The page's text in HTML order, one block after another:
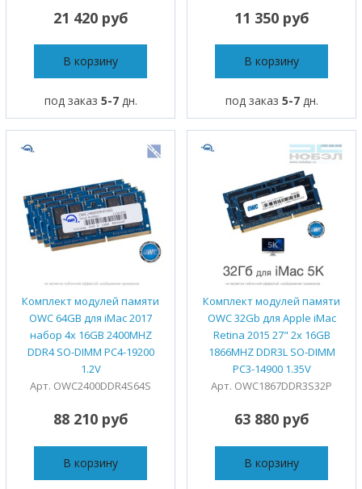
21 420 руб
В корзину
под заказ 5-7дн.
11 350 руб
В корзину
под заказ 5-7дн.
Комплект модулей памяти
OWC 64GB для iMac 2017
набор 4x 16GB 2400MHZ
DDR4 SO-DIMM PC4-19200
1.2V
Арт. OWC2400DDR4S64S
88 210 руб
В корзину
Комплект модулей памяти
OWC 32Gb для Apple iMac
Retina 2015 27" 2x 16GB
1866MHZ DDR3L SO-DIMM
PC3-14900 1.35V
Арт. OWC1867DDR3S32P
63 880 руб
В корзину